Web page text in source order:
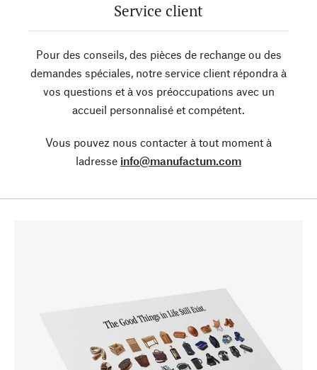
Service client
Pour des conseils, des pièces de rechange ou des
demandes spéciales, notre service client répondra à
vos questions et à vos préoccupations avec un
accueil personnalisé et compétent.
Vous pouvez nous contacter à tout moment à
ladresse info@manufactum.com